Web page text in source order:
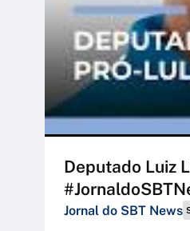
Deputado Luiz
Jornal do SBT News